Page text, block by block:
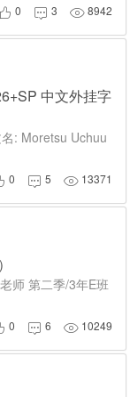
0  3 8942
中文外挂字
: Moretsu Uchuu
0  5  13371
师 第二季/3年E班
0  6  10249